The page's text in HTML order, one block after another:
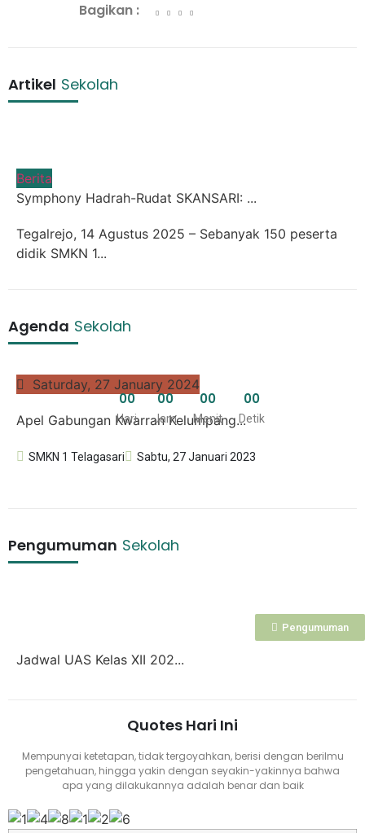
Bagikan :
Artikel Sekolah
Berita
Symphony Hadrah-Rudat SKANSARI: ...
Tegalrejo, 14 Agustus 2025 – Sebanyak 150 peserta
didik SMKN 1...
Agenda Sekolah
Saturday, 27 January 2024
Apel Gabungan Kwarran Kelumpang...
SMKN 1 Telagasari Sabtu, 27 Januari 2023
00
Hari
00
Jam
00
Menit
00
Detik
Pengumuman Sekolah
Pengumuman
Jadwal UAS Kelas XII 202...
Quotes Hari Ini
Mempunyai ketetapan, tidak tergoyahkan, berisi dengan berilmu
pengetahuan, hingga yakin dengan seyakin-yakinnya bahwa
apa yang dilakukannya adalah benar dan baik